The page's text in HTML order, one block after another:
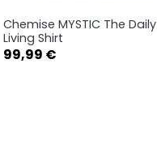
 Aperçu rapide
S
Chemise MYSTIC The Daily
Living Shirt
Prix
99,99 €